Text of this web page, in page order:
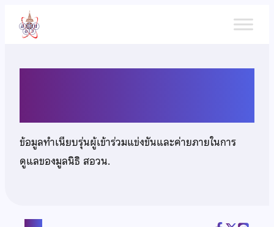
เนื้อหา
ข้อมูลทำเนียบรุ่นผู้เข้าร่วมแข่งขันและค่ายภายในการ
ดูแลของมูลนิธิ สอวน.